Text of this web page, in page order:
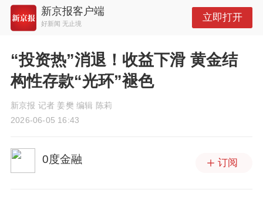
新京报客户端
好新闻 无止境
立即打开
“投资热”消退！收益下滑 黄金结
构性存款“光环”褪色
新京报 记者 姜樊 编辑 陈莉
2026-06-05 16:43
0度金融 订阅